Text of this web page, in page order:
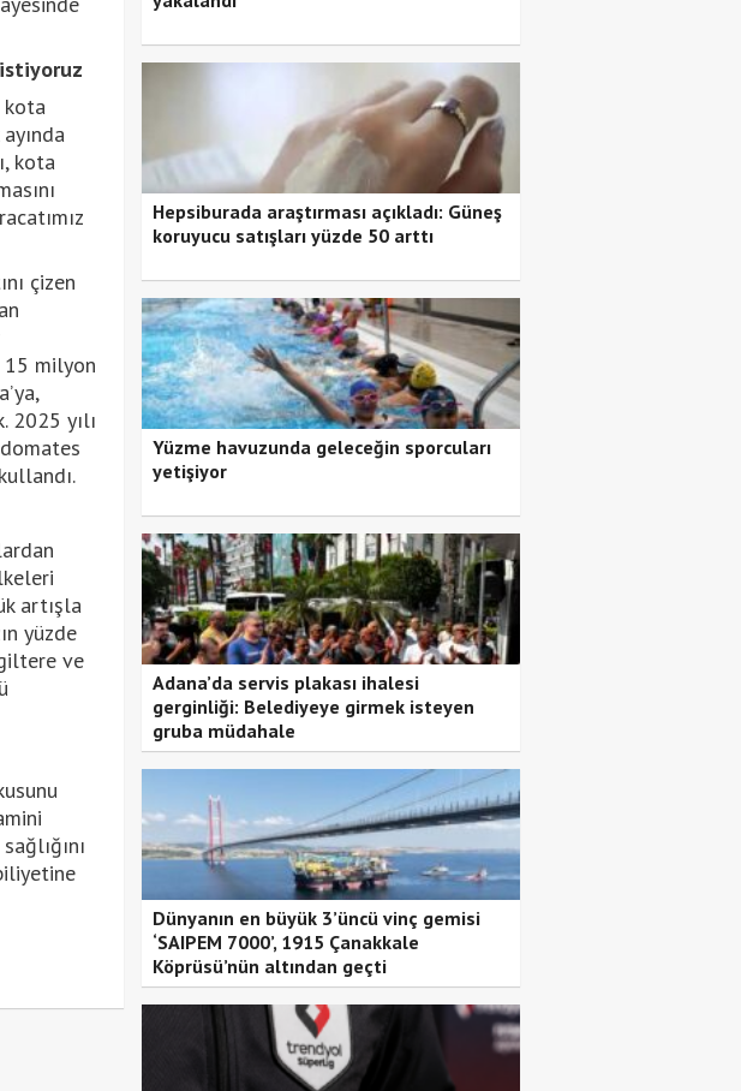
istiyoruz
kota
kota
çizen
15 milyon
2025 yılı
artışla
yüzde
ve
Hepsiburada araştırması açıkladı: Güneş
koruyucu satışları yüzde 50 arttı
Yüzme havuzunda geleceğin sporcuları
yetişiyor
Adana’da servis plakası ihalesi
gerginliği: Belediyeye girmek isteyen
gruba müdahale
Dünyanın en büyük 3’üncü vinç gemisi
‘SAIPEM 7000’, 1915 Çanakkale
Köprüsü’nün altından geçti